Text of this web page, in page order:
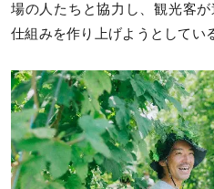
場の人たちと協力し、観光客
仕組みを作り上げようとしてい